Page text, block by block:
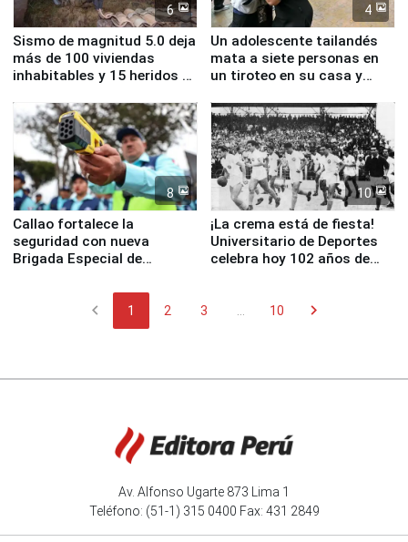
6
Sismo de magnitud 5.0 deja
más de 100 viviendas
inhabitables y 15 heridos en
4
Un adolescente tailandés
mata a siete personas en
un tiroteo en su casa y
8
Callao fortalece la
seguridad con nueva
Brigada Especial de
equipamiento para
10
¡La crema está de fiesta!
Universitario de Deportes
celebra hoy 102 años de
chevron_left 1 2 3 10 chevron_right
Av. Alfonso Ugarte 873 Lima 1
Teléfono: (51-1) 315 0400 Fax: 431 2849